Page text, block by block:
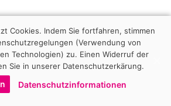
Cookies. Indem Sie fortfahren, stimmen
(Verwendung von
Technologien) zu. Einen Widerruf der
Sie in unserer Datenschutzerkärung.
Datenschutzinformationen